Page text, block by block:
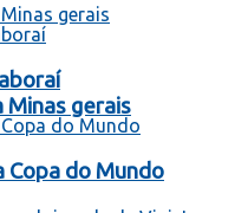
Minas gerais
Copa do Mundo